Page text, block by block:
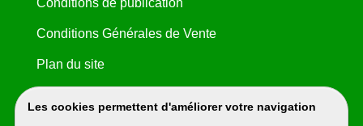
Les cookies permettent d'améliorer votre navigation
Conditions de publication
Conditions Générales de Vente
Plan du site